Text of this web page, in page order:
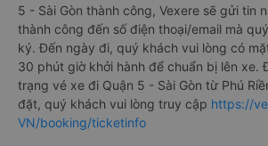
5 - Sài Gòn thành công, Vexere sẽ gửi tin
thành công đến số điện thoại/email mà
ký. Đến ngày đi, quý khách vui lòng có
30 phút giờ khởi hành để chuẩn bị lên xe.
trạng vé xe đi Quận 5 - Sài Gòn từ Phú
đặt, quý khách vui lòng truy cập https://
VN/booking/ticketinfo